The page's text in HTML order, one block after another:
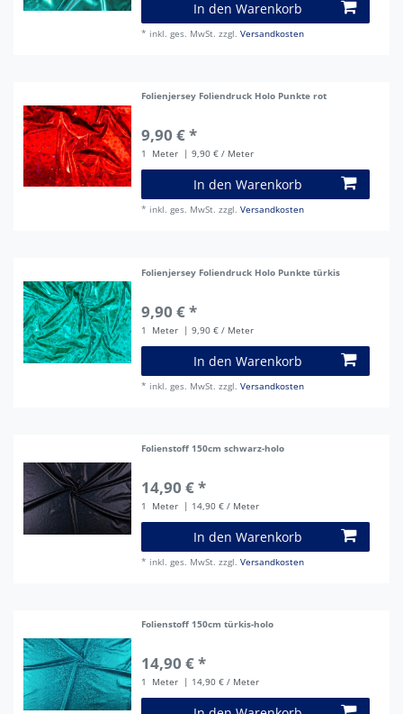
In den Warenkorb
* inkl. ges. MwSt. zzgl.Versandkosten
Folienjersey Foliendruck Holo Punkte rot
9,90 € *
1 Meter | 9,90 € / Meter
In den Warenkorb
* inkl. ges. MwSt. zzgl.Versandkosten
Folienjersey Foliendruck Holo Punkte türkis
9,90 € *
1 Meter | 9,90 € / Meter
In den Warenkorb
* inkl. ges. MwSt. zzgl.Versandkosten
Folienstoff 150cm schwarz-holo
14,90 € *
1 Meter | 14,90 € / Meter
In den Warenkorb
* inkl. ges. MwSt. zzgl.Versandkosten
Folienstoff 150cm türkis-holo
14,90 € *
1 Meter | 14,90 € / Meter